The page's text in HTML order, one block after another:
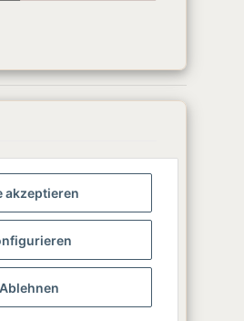
akzeptieren
Ablehnen